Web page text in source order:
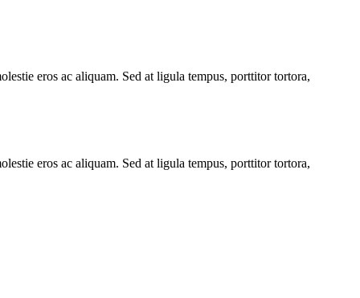
eros ac aliquam. Sed at ligula tempus, porttitor tortora,
eros ac aliquam. Sed at ligula tempus, porttitor tortora,